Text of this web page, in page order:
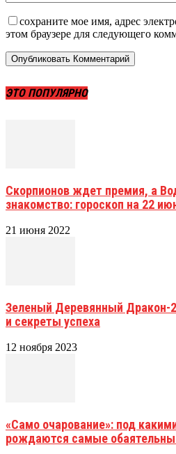
сохраните мое имя, адрес
этом браузере для следующего
ЭТО ПОПУЛЯРНО
Скорпионов ждет премия, а
знакомство: гороскоп на 22
21 июня 2022
Зеленый Деревянный Дракон-
и секреты успеха
12 ноября 2023
«Само очарование»: под
рождаются самые